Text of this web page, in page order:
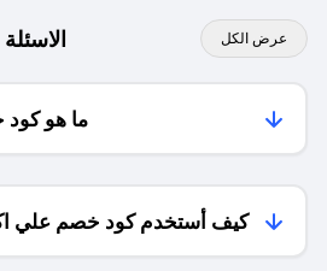
عرض الكل
ما هو
كيف أستخدم كود خصم علي